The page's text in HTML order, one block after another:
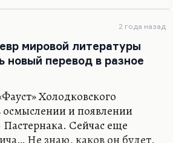
2 года назад
мировой литературы
новый перевод в разное
Холодковского
осмыслении и появлении
Пастернака. Сейчас еще
Не знаю, каков он будет.